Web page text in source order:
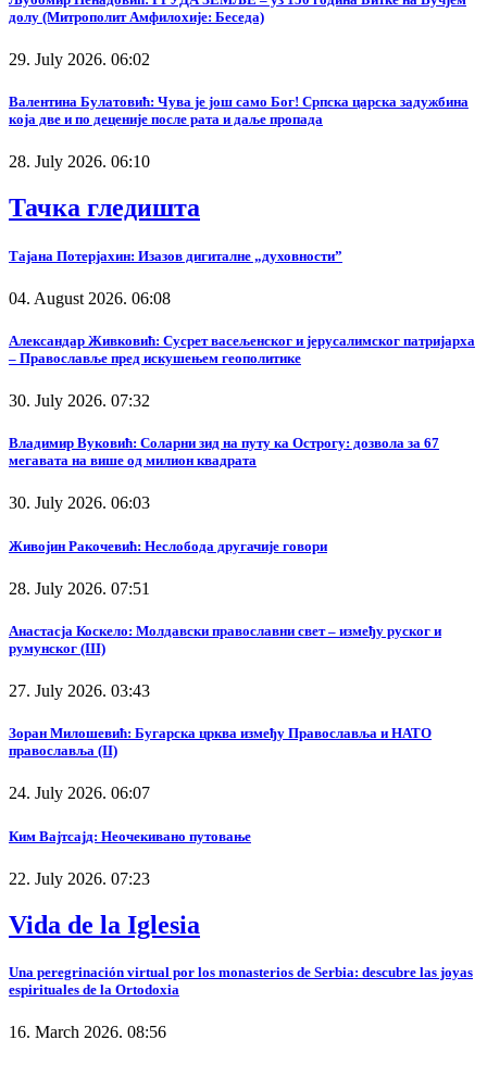
долу (Митрополит Амфилохије: Беседа)
29. July 2026. 06:02
Валентина Булатовић: Чува је још само Бог! Српска царска задужбина
која две и по деценије после рата и даље пропада
28. July 2026. 06:10
Тачка гледишта
Тајана Потерјахин: Изазов дигиталне „духовности”
04. August 2026. 06:08
Александар Живковић: Сусрет васељенског и јерусалимског патријарха
– Православље пред искушењем геополитике
30. July 2026. 07:32
Владимир Вуковић: Соларни зид на путу ка Острогу: дозвола за 67
мегавата на више од милион квадрата
30. July 2026. 06:03
Живојин Ракочевић: Неслобода другачије говори
28. July 2026. 07:51
Анастасја Коскело: Молдавски православни свет – између руског и
румунског (III)
27. July 2026. 03:43
Зоран Милошевић: Бугарска црква између Православља и НАТО
православља (II)
24. July 2026. 06:07
Ким Вајтсајд: Неочекивано путовање
22. July 2026. 07:23
Vida de la Iglesia
Una peregrinación virtual por los monasterios de Serbia: descubre las joyas
espirituales de la Ortodoxia
16. March 2026. 08:56